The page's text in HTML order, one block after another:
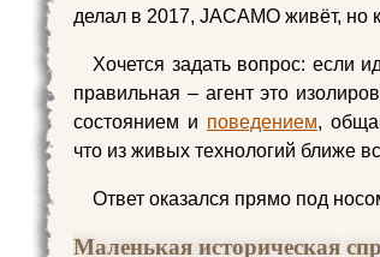
делал в 2017, JACAMO живёт, но
Хочется задать вопрос: если
правильная – агент это
состоянием и поведением,
что из живых технологий ближе
Ответ оказался прямо под
Маленькая историческая